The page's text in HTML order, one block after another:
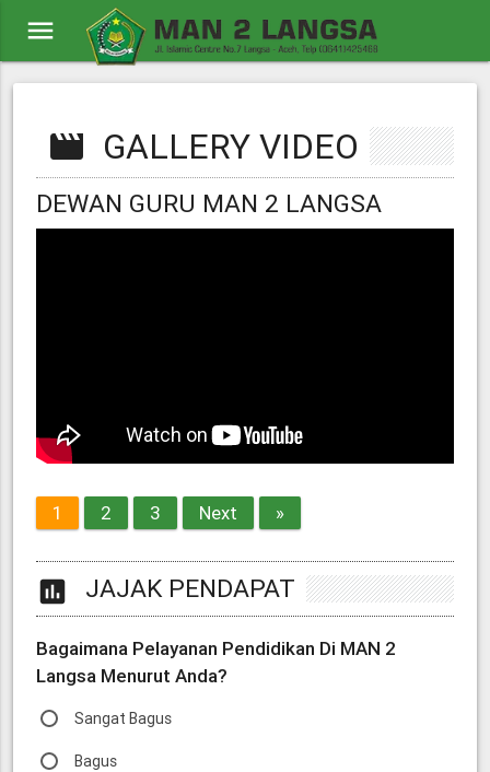
menu
movie GALLERY VIDEO
DEWAN GURU MAN 2 LANGSA
1 2 3 Next »
poll JAJAK PENDAPAT
Bagaimana Pelayanan Pendidikan Di MAN 2
Langsa Menurut Anda?
Sangat Bagus
Bagus